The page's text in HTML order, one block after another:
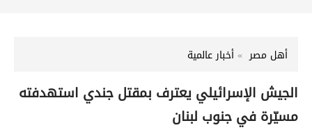
أهل مصر أخبار عالمية
الجيش الإسرائيلي يعترف بمقتل جندي استهدفته
مسيّرة في جنوب لبنان